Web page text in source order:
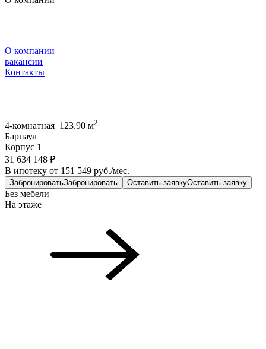
О компании
вакансии
Контакты
4-комнатная 123.90 м2
Барнаул
Корпус 1
31 634 148 ₽
В ипотеку от 151 549 руб./мес.
ЗабронироватьЗабронировать Оставить заявкуОставить заявку
Без мебели
На этаже